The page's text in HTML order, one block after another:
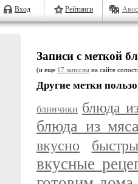
Вход Рейтинги
Записи с меткой
(и еще 17 записям на сайте
Другие метки
блинчики блюда
блюда из
вкусно
вкусные